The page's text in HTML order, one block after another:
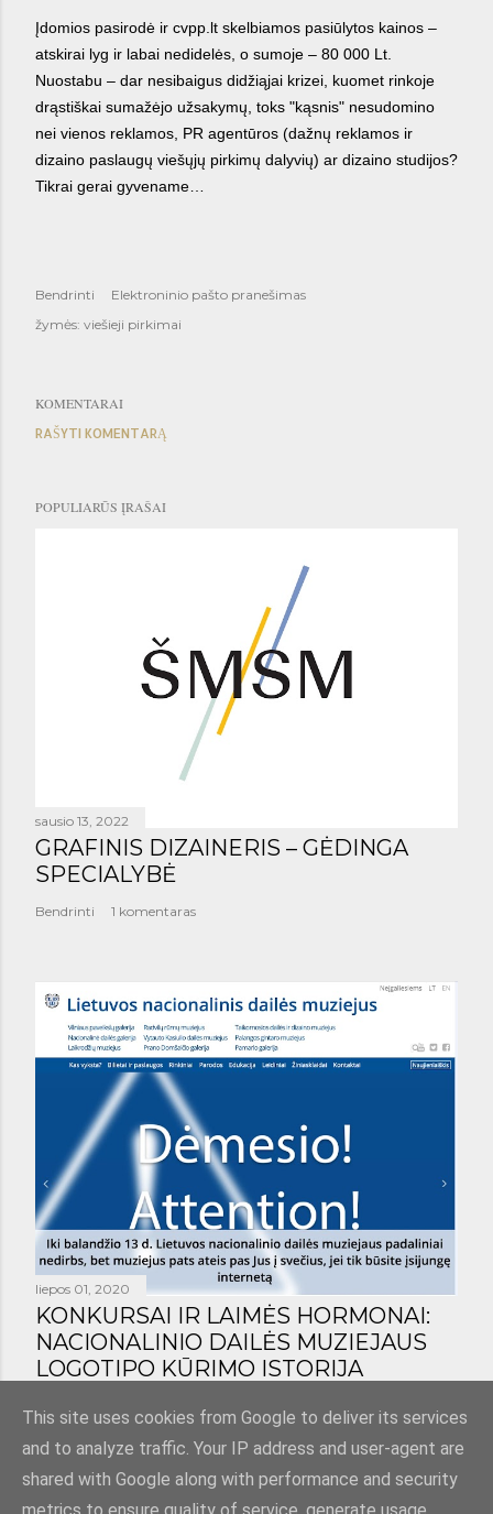
Įdomios pasirodė ir cvpp.lt skelbiamos pasiūlytos kainos –
atskirai lyg ir labai nedidelės, o sumoje – 80 000 Lt.
Nuostabu – dar nesibaigus didžiąjai krizei, kuomet rinkoje
drąstiškai sumažėjo užsakymų, toks "kąsnis" nesudomino
nei vienos reklamos, PR agentūros (dažnų reklamos ir
dizaino paslaugų viešųjų pirkimų dalyvių) ar dizaino studijos?
Tikrai gerai gyvename…
Bendrinti
Elektroninio pašto pranešimas
žymės: viešieji pirkimai
KOMENTARAI
RAŠYTI KOMENTARĄ
POPULIARŪS ĮRAŠAI
sausio 13, 2022
GRAFINIS DIZAINERIS – GĖDINGA
SPECIALYBĖ
Bendrinti 1 komentaras
liepos 01, 2020
KONKURSAI IR LAIMĖS HORMONAI:
NACIONALINIO DAILĖS MUZIEJAUS
LOGOTIPO KŪRIMO ISTORIJA
This site uses cookies from Google to deliver its services
and to analyze traffic. Your IP address and user-agent are
shared with Google along with performance and security